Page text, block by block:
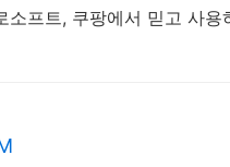
소프트, 쿠팡에서 믿고 사